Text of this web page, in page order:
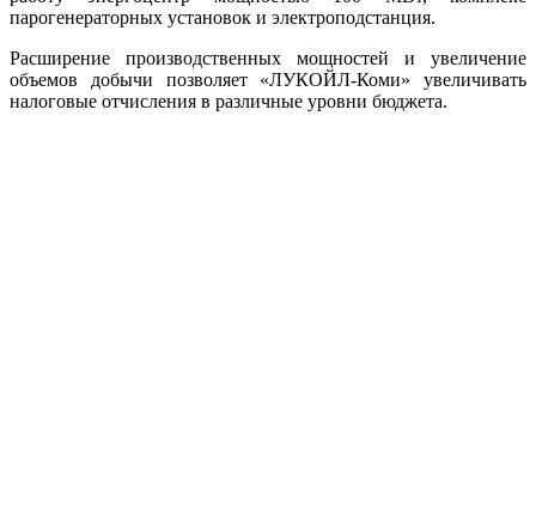
парогенераторных установок и электроподстанция.
Расширение производственных мощностей и увеличение
объемов добычи позволяет «ЛУКОЙЛ-Коми» увеличивать
налоговые отчисления в различные уровни бюджета.